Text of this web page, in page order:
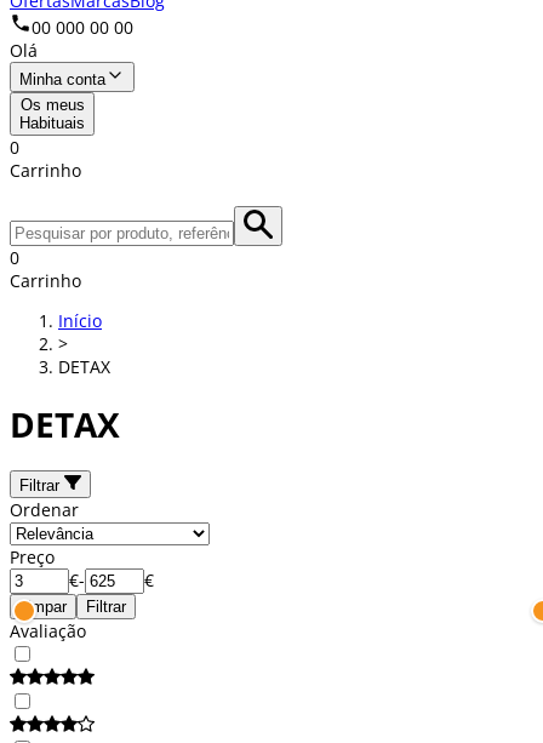
00 000 00 00
Olá
Minha conta
Os meus
Habituais
0
Carrinho
0
Carrinho
Início
>
DETAX
DETAX
Filtrar
Ordenar
Preço
€- €
Limpar Filtrar
Avaliação